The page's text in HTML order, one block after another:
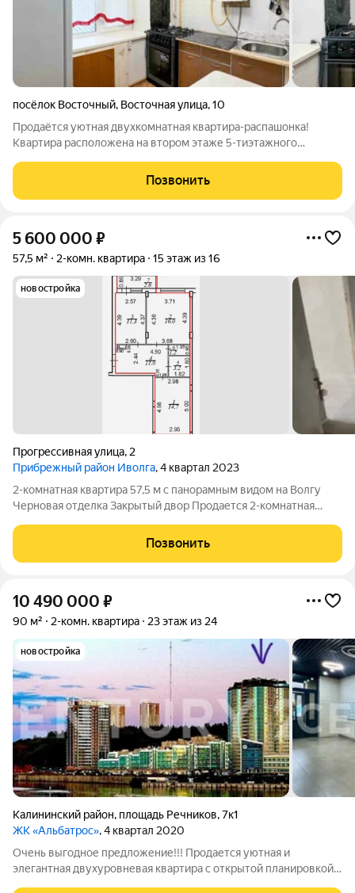
посёлок Восточный, Восточная улица,10
Продаётся уютная двухкомнатная квартира-распашонка!
Квартира расположена на втором этаже 5-тиэтажного
районе города Чебоксары в непосредственной близости от
реки Волга, что, несомненно,
Позвонить
5 600 000 ₽
57,5 м² 2-комн. квартира 15 этаж из 16
новостройка
Прогрессивная улица, 2
Прибрежный район Иволга, 4 квартал 2023
2-комнатная квартира 57,5 м с панорамным видом на Волгу
Черновая отделка Закрытый двор Продается 2-комнатная
возможность сделать ремонт полностью по своему вкусу.
Квартира не торцевая,
Позвонить
10 490 000 ₽
90 м² 2-комн. квартира 23 этаж из 24
новостройка
Калининский район, площадь Речников,7к1
ЖК «Альбатрос», 4 квартал 2020
Очень выгодное предложение!!! Продается уютная и
элегантная двухуровневая квартира с открытой планировкой и